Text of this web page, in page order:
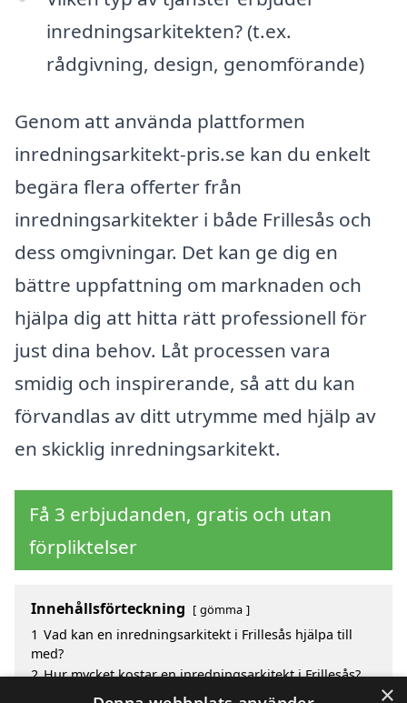
inredningsarkitekten? (t.ex.
rådgivning, design, genomförande)
Genom att använda plattformen
inredningsarkitekt-pris.se kan du enkelt
begära flera offerter från
inredningsarkitekter i både Frillesås och
dess omgivningar. Det kan ge dig en
bättre uppfattning om marknaden och
hjälpa dig att hitta rätt professionell för
just dina behov. Låt processen vara
smidig och inspirerande, så att du kan
förvandlas av ditt utrymme med hjälp av
en skicklig inredningsarkitekt.
Få 3 erbjudanden, gratis och utan
förpliktelser
Innehållsförteckning gömma
1 Vad kan en inredningsarkitekt i Frillesås hjälpa till
med?
2 Hur mycket kostar en inredningsarkitekt i Frillesås?
Fördelar med att välja inredningsarkitekt i Frillesås ×